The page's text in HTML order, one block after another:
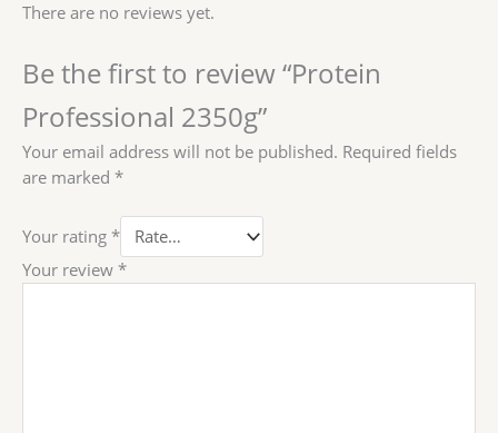
There are no reviews yet.
Be the first to review “Protein
Professional 2350g”
Your email address will not be published. Required fields
are marked *
Your rating *
Your review *